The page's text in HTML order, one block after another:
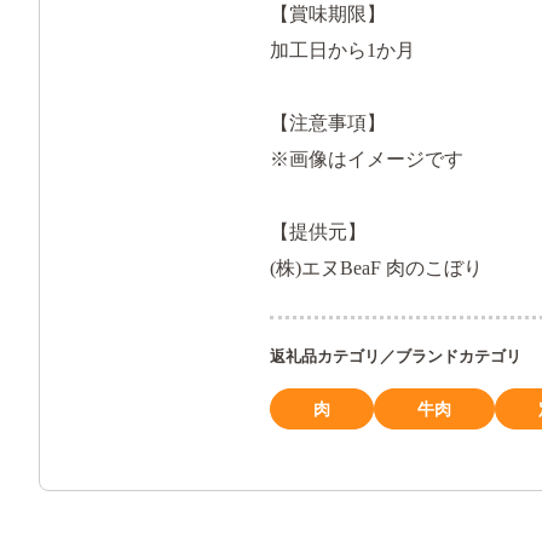
【賞味期限】
加工日から1か月
【注意事項】
※画像はイメージです
【提供元】
(株)エヌBeaF 肉のこぼり
返礼品カテゴリ／ブランドカテゴリ
肉 牛肉